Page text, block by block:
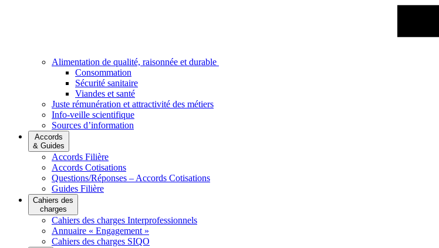
Alimentation de qualité, raisonnée et durable
Consommation
Sécurité sanitaire
Viandes et santé
Juste rémunération et attractivité des métiers
Info-veille scientifique
Sources d’information
Accords
& Guides
Accords Filière
Accords Cotisations
Questions/Réponses – Accords Cotisations
Guides Filière
Cahiers des
charges
Cahiers des charges Interprofessionnels
Annuaire « Engagement »
Cahiers des charges SIQO